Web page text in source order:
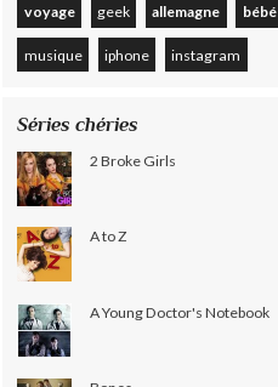
voyage geek allemagne bébé
musique iphone instagram
Séries chéries
2 Broke Girls
A to Z
A Young Doctor's Notebook